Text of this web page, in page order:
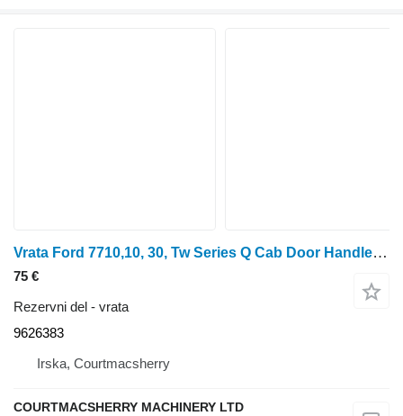
Vrata Ford 7710,10, 30, Tw Series Q Cab Door Handle Original 9626383, D9nn1
75 €
Rezervni del - vrata
9626383
Irska, Courtmacsherry
COURTMACSHERRY MACHINERY LTD